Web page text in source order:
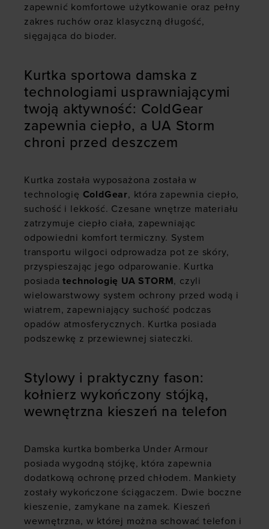
zapewnić komfortowe użytkowanie oraz pełny
zakres ruchów oraz klasyczną długość,
sięgająca do bioder.
Kurtka sportowa damska z
technologiami usprawniającymi
twoją aktywność: ColdGear
zapewnia ciepło, a UA Storm
chroni przed deszczem
Kurtka została wyposażona została w
technologię ColdGear, która zapewnia ciepło,
suchość i lekkość. Czesane wnętrze materiału
zatrzymuje ciepło ciała, zapewniając
odpowiedni komfort termiczny. System
transportu wilgoci odprowadza pot ze skóry,
przyspieszając jego odparowanie. Kurtka
posiadatechnologię UA STORM, czyli
wielowarstwowy system ochrony przed wodą i
wiatrem, zapewniający suchość podczas
opadów atmosferycznych. Kurtka posiada
podszewkę z przewiewnej siateczki.
Stylowy i praktyczny fason:
kołnierz wykończony stójką,
wewnętrzna kieszeń na telefon
Damska kurtka bomberka Under Armour
posiada wygodną stójkę, która zapewnia
dodatkową ochronę przed chłodem. Mankiety
zostały wykończone ściągaczem. Dwie boczne
kieszenie, zamykane na zamek. Kieszeń
wewnętrzna, w której można schować telefon i